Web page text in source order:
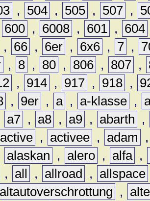
, 504 , 505 , 507 ,
600 , 6008 , 601 , 604
, 66 , 6er , 6x6 , 7 ,
, 8 , 80 , 806 , 807 ,
, 914 , 917 , 918 ,
, 9er , a , a-klasse ,
a7 , a8 , a9 , abarth
,
active , activee , adam
alaskan , alero , alfa ,
, all , allroad , allspace
altautoverschrottung ,